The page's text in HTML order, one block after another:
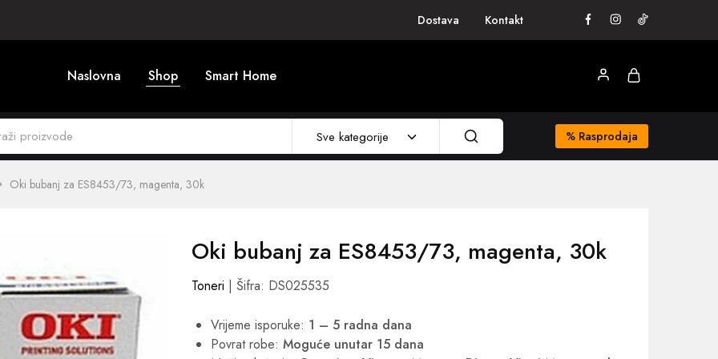
Dostava Kontakt
Naslovna Shop Smart Home
Sve kategorije % Rasprodaja
Oki bubanj za ES8453/73, magenta, 30k
Oki bubanj za ES8453/73, magenta, 30k
Toneri | Šifra: DS025535
Vrijeme isporuke: 1 – 5 radna dana
Povrat robe:Moguće unutar 15 dana